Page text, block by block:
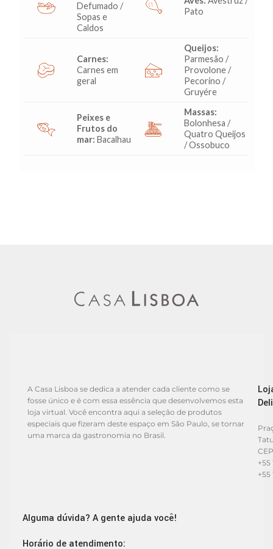
Defumado /
Sopas e
Caldos
Pato
Carnes:
Carnes em
geral
Queijos:
Parmesão /
Provolone /
Pecorino /
Gruyére
Peixes e
Frutos do
mar: Bacalhau
Massas:
Bolonhesa /
Quatro Queijos
/ Ossobuco
A Casa Lisboa se dedica a atender cada cliente como se
fosse único e é com essa essência que desenvolvemos esta
loja virtual. Você encontra aqui a seleção de produtos
especiais que fizeram deste espaço em São Paulo, se tornar
uma marca da gastronomia no Brasil.
+55
+55
Alguma dúvida? A gente ajuda você!
Horário de atendimento: